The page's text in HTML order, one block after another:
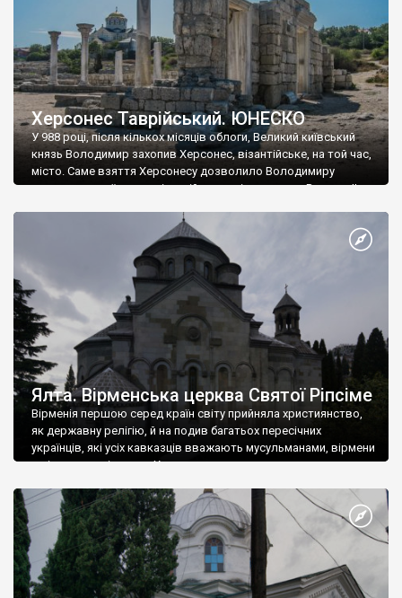
Херсонес Таврійський. ЮНЕСКО
У 988 році, після кількох місяців облоги, Великий київський
князь Володимир захопив Херсонес, візантійське, на той час,
місто. Саме взяття Херсонесу дозволило Володимиру
диктувати свої умови візантійському імператору Василю ІІ, та
Херсонесі Володимир-язичник, став Василем-християнином.
А потім було Хрещення Русі. На честь Херсонесу Таврійського
Ялта. Вірменська церква Святої Ріпсіме
Вірменія першою серед країн світу прийняла християнство,
як державну релігію, й на подив багатьох пересічних
українців, які усіх кавказців вважають мусульманами, вірмени
є відданими вірянами Христа